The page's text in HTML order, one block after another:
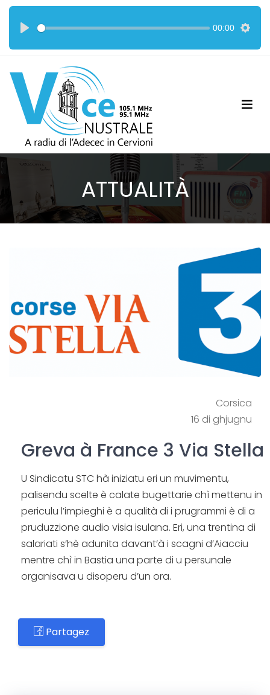
00:00
ATTUALITÀ
Corsica
16 di ghjugnu
Greva à France 3 Via Stella
U Sindicatu STC hà iniziatu eri un muvimentu,
palisendu scelte è calate bugettarie chì mettenu in
periculu l’impieghi è a qualità di i prugrammi è di a
pruduzzione audio visia isulana. Eri, una trentina di
salariati s’hè adunita davant’à i scagni d’Aiacciu
mentre chì in Bastia una parte di u persunale
organisava u disoperu d’un ora.
Partagez